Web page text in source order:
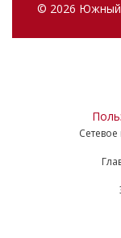
© 2026 Южный